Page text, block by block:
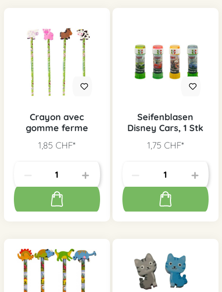
Crayon avec
gomme ferme
1,85 CHF*
Seifenblasen
Disney Cars, 1 Stk
1,75 CHF*